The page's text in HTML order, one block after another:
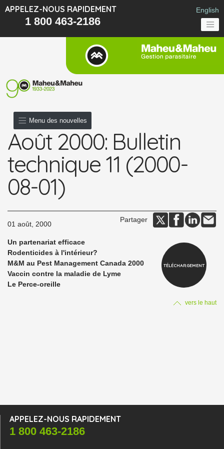
APPELEZ-NOUS RAPIDEMENT
1 800 463-2186
English
Août 2000: Bulletin
technique 11 (2000-
08-01)
01 août, 2000
Menu des nouvelles
Partager
Un partenariat efficace
Rodenticides à l'intérieur?
M&M au Pest Management Canada 2000
Vaccin contre la maladie de Lyme
Le Perce-oreille
vers le haut
TÉLÉCHARGEMENT
APPELEZ-NOUS RAPIDEMENT
1 800 463-2186